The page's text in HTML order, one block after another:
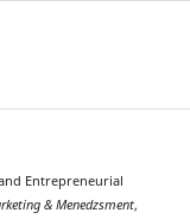
Entrepreneurial
& Menedzsment,